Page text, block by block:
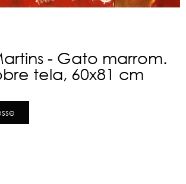
- Gato marrom.
tela, 60x81 cm